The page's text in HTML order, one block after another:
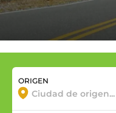
ORIGEN